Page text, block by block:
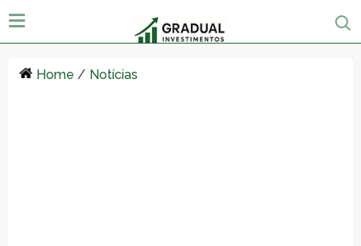
Home / Notícias